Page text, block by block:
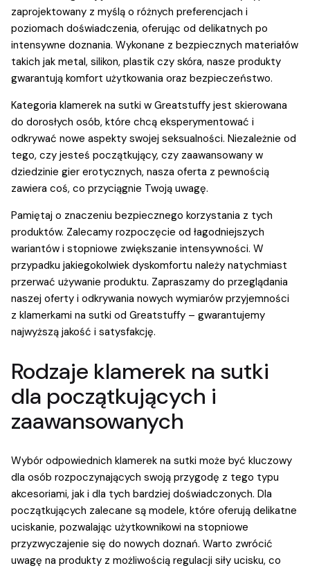
zaprojektowany z myślą o różnych preferencjach i
poziomach doświadczenia, oferując od delikatnych po
intensywne doznania. Wykonane z bezpiecznych materiałów
takich jak metal, silikon, plastik czy skóra, nasze produkty
gwarantują komfort użytkowania oraz bezpieczeństwo.
Kategoria klamerek na sutki w Greatstuffy jest skierowana
do dorosłych osób, które chcą eksperymentować i
odkrywać nowe aspekty swojej seksualności. Niezależnie od
tego, czy jesteś początkujący, czy zaawansowany w
dziedzinie gier erotycznych, nasza oferta z pewnością
zawiera coś, co przyciągnie Twoją uwagę.
Pamiętaj o znaczeniu bezpiecznego korzystania z tych
produktów. Zalecamy rozpoczęcie od łagodniejszych
wariantów i stopniowe zwiększanie intensywności. W
przypadku jakiegokolwiek dyskomfortu należy natychmiast
przerwać używanie produktu. Zapraszamy do przeglądania
naszej oferty i odkrywania nowych wymiarów przyjemności
z klamerkami na sutki od Greatstuffy – gwarantujemy
najwyższą jakość i satysfakcję.
Rodzaje klamerek na sutki
dla początkujących i
zaawansowanych
Wybór odpowiednich klamerek na sutki może być kluczowy
dla osób rozpoczynających swoją przygodę z tego typu
akcesoriami, jak i dla tych bardziej doświadczonych. Dla
początkujących zalecane są modele, które oferują delikatne
uciskanie, pozwalając użytkownikowi na stopniowe
przyzwyczajenie się do nowych doznań. Warto zwrócić
uwagę na produkty z możliwością regulacji siły ucisku, co